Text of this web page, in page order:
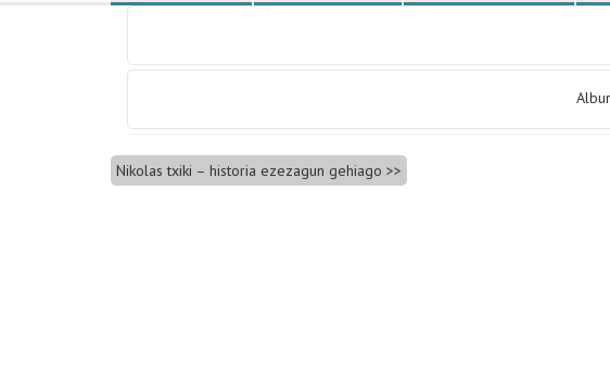
Bidalketetan
zehar
Nikolas txiki – historia ezezagun gehiago